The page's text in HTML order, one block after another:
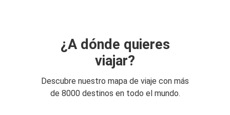
¿A dónde quieres
viajar?
Descubre nuestro mapa de viaje con más
de 8000 destinos en todo el mundo.